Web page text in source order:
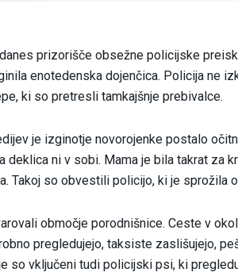
prizorišče obsežne policijske
enotedenska dojenčica. Policija ne
ki so pretresli tamkajšnje prebivalce.
je izginotje novorojenke postalo
deklica ni v sobi. Mama je bila takrat za
Takoj so obvestili policijo, ki je sprožila
območje porodnišnice. Ceste v
pregledujejo, taksiste zaslišujejo,
so vključeni tudi policijski psi, ki